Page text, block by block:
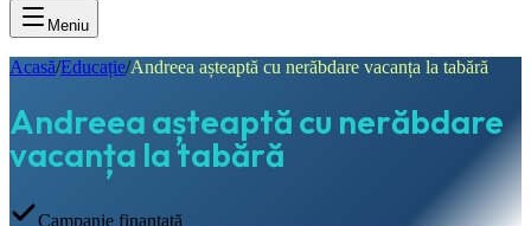
Meniu
Acasă/Educație/Andreea așteaptă cu nerăbdare vacanța la tabără
Andreea așteaptă cu nerăbdare
vacanța la tabără
Campanie finanțată